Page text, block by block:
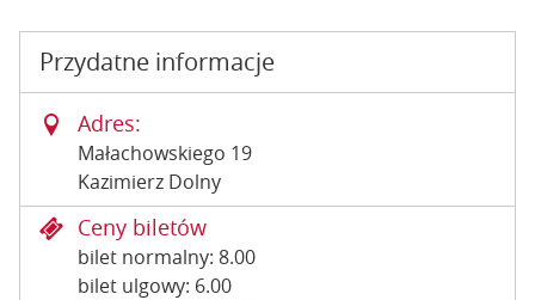
Przydatne informacje
Adres:
Małachowskiego 19
Kazimierz Dolny
Ceny biletów
bilet normalny: 8.00
bilet ulgowy: 6.00